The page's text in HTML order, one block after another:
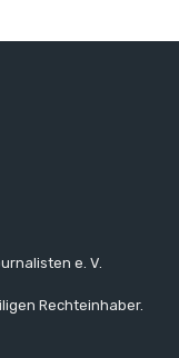
e. V.
Rechteinhaber.